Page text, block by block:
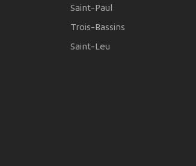
Saint-Paul
Trois-Bassins
Saint-Leu